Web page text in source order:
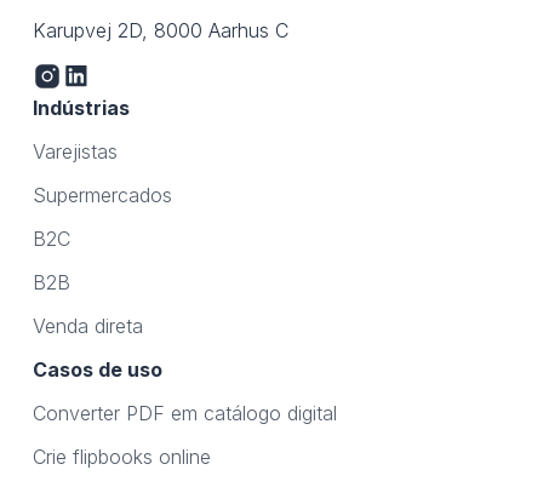
Karupvej 2D, 8000 Aarhus C
Indústrias
Varejistas
Supermercados
B2C
B2B
Venda direta
Casos de uso
Converter PDF em catálogo digital
Crie flipbooks online